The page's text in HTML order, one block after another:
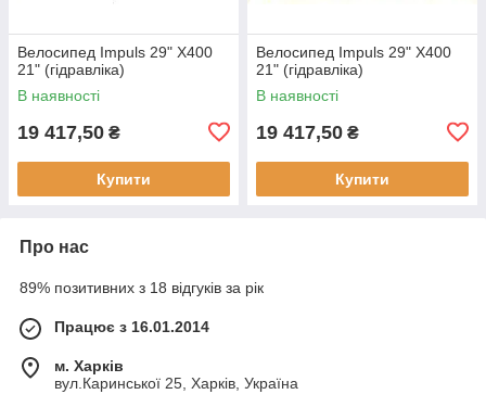
Велосипед Impuls 29" X400
21" (гідравліка)
В наявності
19 417,50 ₴
Купити
Велосипед Impuls 29" X400
21" (гідравліка)
В наявності
19 417,50 ₴
Купити
Про нас
89% позитивних з 18 відгуків за рік
Працює з 16.01.2014
м. Харків
вул.Каринської 25, Харків, Україна